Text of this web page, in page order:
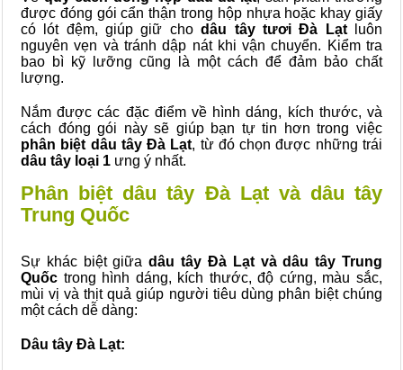
được đóng gói cẩn thận trong hộp nhựa hoặc khay giấy
có lót đệm, giúp giữ chodâu tây tươi Đà Lạtluôn
nguyên vẹn và tránh dập nát khi vận chuyển. Kiểm tra
bao bì kỹ lưỡng cũng là một cách để đảm bảo chất
lượng.
Nắm được các đặc điểm về hình dáng, kích thước, và
cách đóng gói này sẽ giúp bạn tự tin hơn trong việc
phân biệt dâu tây Đà Lạt, từ đó chọn được những trái
dâu tây loại 1 ưng ý nhất.
Phân biệt dâu tây Đà Lạt và dâu tây
Trung Quốc
Sự khác biệt giữadâu tây Đà Lạt và dâu tây Trung
Quốc trong hình dáng, kích thước, độ cứng, màu sắc,
mùi vị và thịt quả giúp người tiêu dùng phân biệt chúng
một cách dễ dàng:
Dâu tây Đà Lạt: